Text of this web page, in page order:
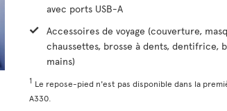
avec ports USB-A
Accessoires de voyage (couverture,
chaussettes, brosse à dents, dentifrice,
mains)
1 Le repose-pied n'est pas disponible dans la
A330.